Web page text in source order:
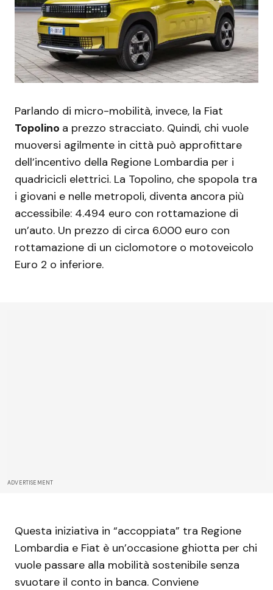
Parlando di micro-mobilità, invece, la Fiat
Topolino a prezzo stracciato. Quindi, chi vuole
muoversi agilmente in città può approfittare
dell’incentivo della Regione Lombardia per i
quadricicli elettrici. La Topolino, che spopola tra
i giovani e nelle metropoli, diventa ancora più
accessibile: 4.494 euro con rottamazione di
un’auto. Un prezzo di circa 6.000 euro con
rottamazione di un ciclomotore o motoveicolo
Euro 2 o inferiore.
ADVERTISEMENT
Questa iniziativa in “accoppiata” tra Regione
Lombardia e Fiat è un’occasione ghiotta per chi
vuole passare alla mobilità sostenibile senza
svuotare il conto in banca. Conviene